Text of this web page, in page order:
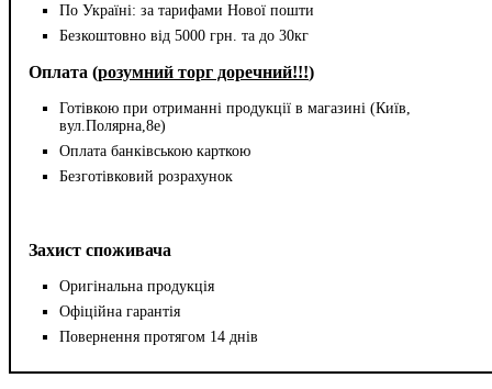
По Україні: за тарифами Нової пошти
Безкоштовно від 5000 грн. та до 30кг
Оплата (розумний торг доречний!!!)
Готівкою при отриманні продукції в магазині (Київ,
вул.Полярна,8е)
Оплата банківською карткою
Безготівковий розрахунок
Захист споживача
Оригінальна продукція
Офіційна гарантія
Повернення протягом 14 днів